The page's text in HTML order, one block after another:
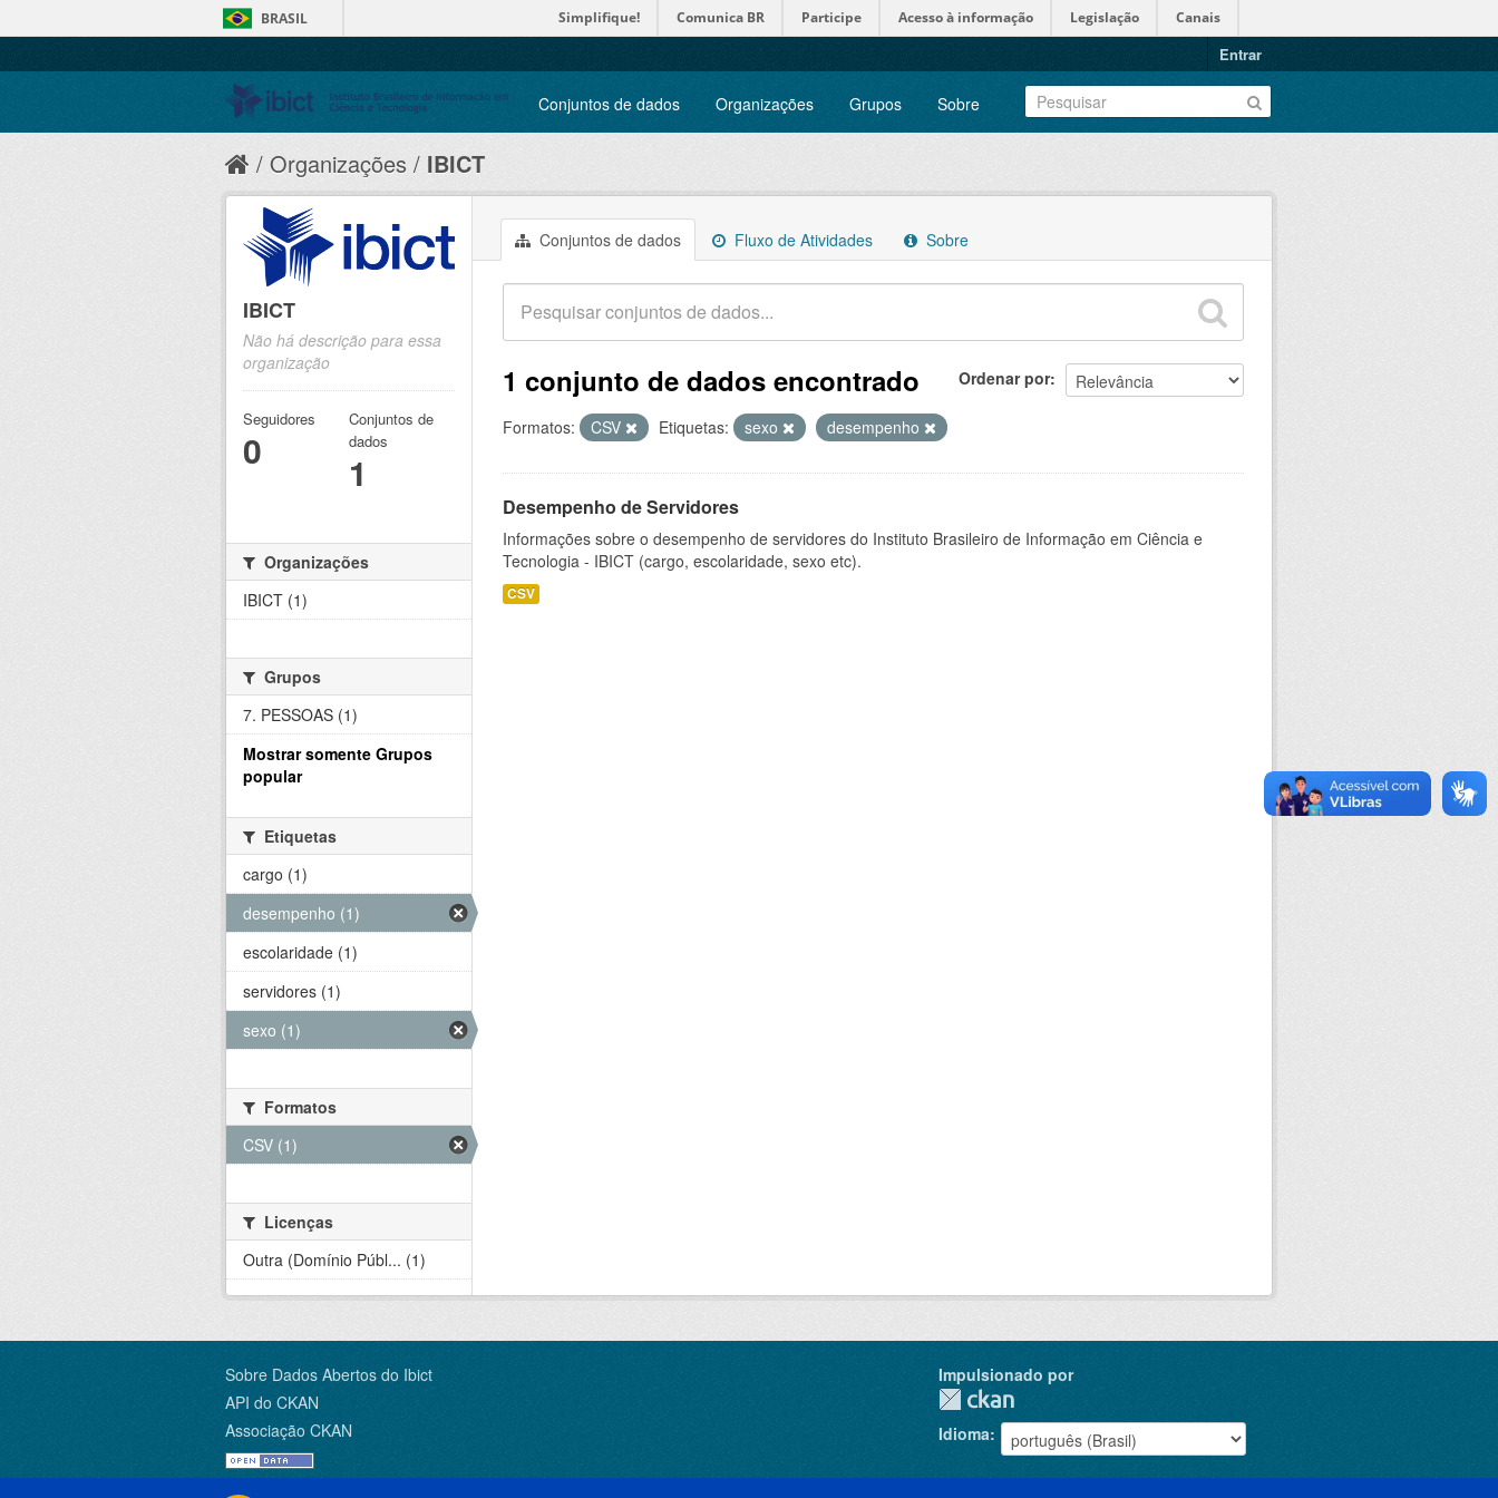
BRASIL Simplifique! Comunica BR Participe Acesso à informação Legislação Canais
Entrar
Conjuntos de dados Organizações Grupos Sobre
Organizações IBICT
Conjuntos de dados Fluxo de Atividades Sobre
Ordenar por
1 conjunto de dados encontrado
Formatos: CSV Etiquetas: sexo desempenho
Desempenho de Servidores
Informações sobre o desempenho de servidores do Instituto Brasileiro de Informação em Ciência e
Tecnologia - IBICT (cargo, escolaridade, sexo etc).
CSV
IBICT
Não há descrição para essa
organização
Seguidores
0
Conjuntos de
dados
1
Organizações
IBICT (1)
Grupos
7. PESSOAS (1)
Mostrar somente Grupos
popular
Etiquetas
cargo (1)
desempenho (1)
escolaridade (1)
servidores (1)
sexo (1)
Formatos
CSV (1)
Licenças
Outra (Domínio Públ... (1)
Sobre Dados Abertos do Ibict
API do CKAN
Associação CKAN
Impulsionado por
Idioma